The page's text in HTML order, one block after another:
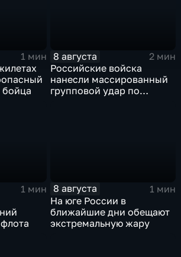
1 мин
бойца
8 августа
2 мин
Российские войска
нанесли массированный
групповой удар по
1 мин
8 августа
1 мин
На юге России в
ближайшие дни обещают
экстремальную жару